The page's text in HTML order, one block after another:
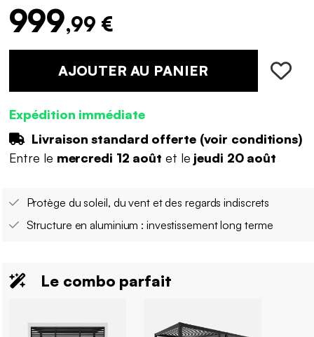
999,99 €
AJOUTER AU PANIER
Expédition immédiate
Livraison standard offerte (voir conditions)
Entre le mercredi 12 août et le jeudi 20 août
Protège du soleil, du vent et des regards indiscrets
Structure en aluminium : investissement long terme
Le combo parfait